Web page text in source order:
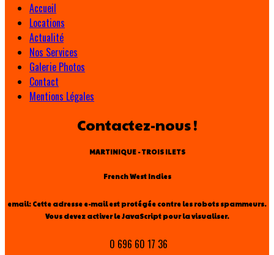
Accueil
Locations
Actualité
Nos Services
Galerie Photos
Contact
Mentions Légales
Contactez-nous !
MARTINIQUE - TROIS ILETS
French West Indies
email: Cette adresse e-mail est protégée contre les robots spammeurs.
Vous devez activer le JavaScript pour la visualiser.
0 696 60 17 36